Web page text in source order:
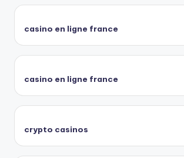
casino en ligne france
casino en ligne france
crypto casinos